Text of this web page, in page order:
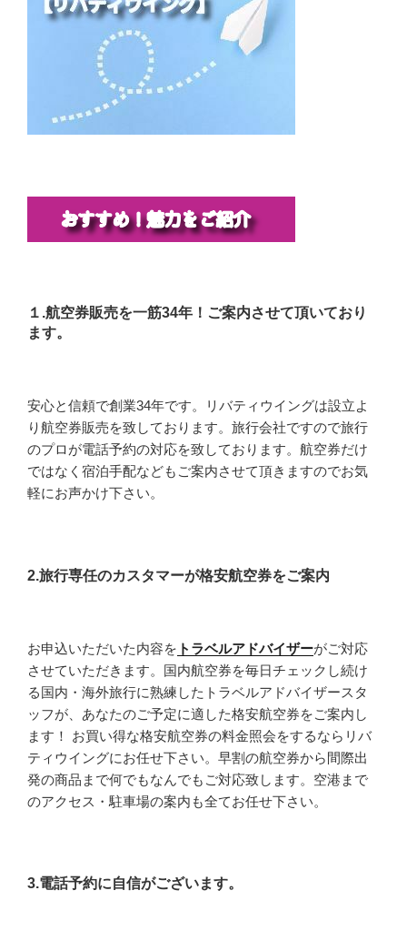
１.航空券販売を一筋34年！ご案内させて頂いており
ます。
安心と信頼で創業34年です。リバティウイングは設立よ
り航空券販売を致しております。旅行会社ですので旅行
のプロが電話予約の対応を致しております。航空券だけ
ではなく宿泊手配などもご案内させて頂きますのでお気
軽にお声かけ下さい。
2.旅行専任のカスタマーが格安航空券をご案内
お申込いただいた内容を トラベルアドバイザーがご対応
させていただきます。国内航空券を毎日チェックし続け
る国内・海外旅行に熟練したトラベルアドバイザースタ
ッフが、あなたのご予定に適した格安航空券をご案内し
ます！ お買い得な格安航空券の料金照会をするならリバ
ティウイングにお任せ下さい。早割の航空券から間際出
発の商品まで何でもなんでもご対応致します。空港まで
のアクセス・駐車場の案内も全てお任せ下さい。
3.電話予約に自信がございます。